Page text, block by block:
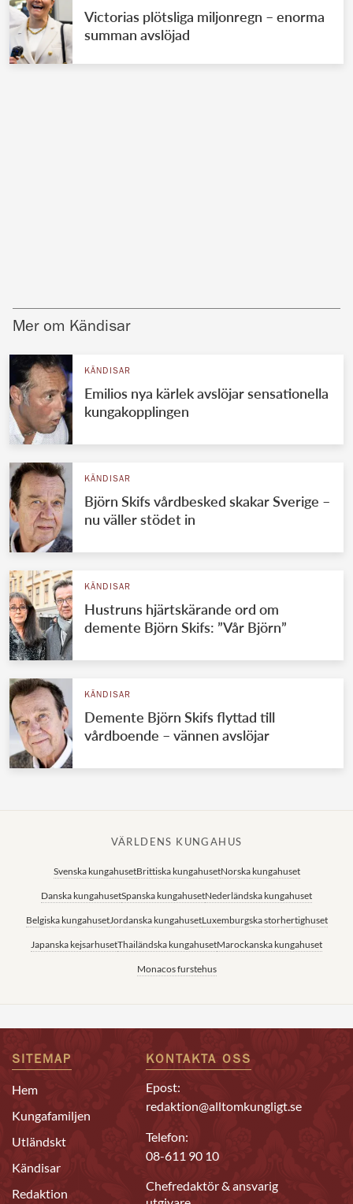
Victorias plötsliga miljonregn – enorma
summan avslöjad
Mer om Kändisar
KÄNDISAR
Emilios nya kärlek avslöjar sensationella
kungakopplingen
KÄNDISAR
Björn Skifs vårdbesked skakar Sverige –
nu väller stödet in
KÄNDISAR
Hustruns hjärtskärande ord om
demente Björn Skifs: ”Vår Björn”
KÄNDISAR
Demente Björn Skifs flyttad till
vårdboende – vännen avslöjar
VÄRLDENS KUNGAHUS
Svenska kungahusetBrittiska kungahusetNorska kungahuset
Danska kungahusetSpanska kungahusetNederländska kungahuset
Belgiska kungahusetJordanska kungahusetLuxemburgska storhertighuset
Japanska kejsarhusetThailändska kungahusetMarockanska kungahuset
Monacos furstehus
SITEMAP
Hem
Kungafamiljen
Utländskt
Kändisar
Redaktion
KONTAKTA OSS
Epost:
redaktion@alltomkungligt.se
Telefon:
08-611 90 10
Chefredaktör & ansvarig